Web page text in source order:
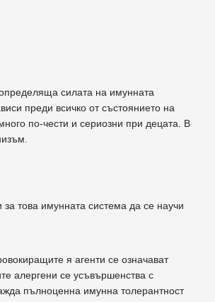
силата на имунната
преди всичко от състоянието на
по-чести и сериозни при децата. В
това имунната система да се научи
я агенти се означават
алергени се усъвършенства с
пълноценна имунна толерантност